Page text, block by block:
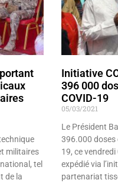
militaires
tel
de la
Initiative
396 000
COVID-19
05/03/2021
Le Président
396.000 doses
19, ce
expédié via
partenariat